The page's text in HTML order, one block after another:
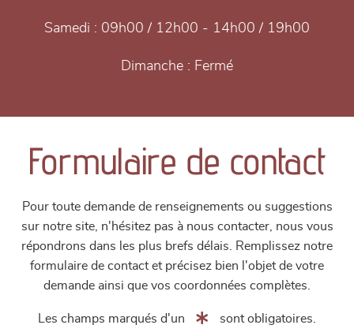
Samedi : 09h00 / 12h00 - 14h00 / 19h00
Dimanche : Fermé
Formulaire de contact
Pour toute demande de renseignements ou suggestions
sur notre site, n'hésitez pas à nous contacter, nous vous
répondrons dans les plus brefs délais. Remplissez notre
formulaire de contact et précisez bien l'objet de votre
demande ainsi que vos coordonnées complètes.
Les champs marqués d'un sont obligatoires.